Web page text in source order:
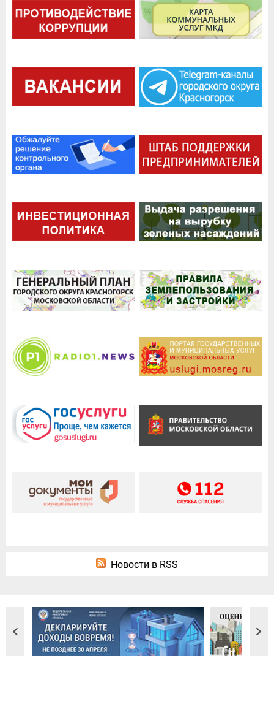
Новости в RSS